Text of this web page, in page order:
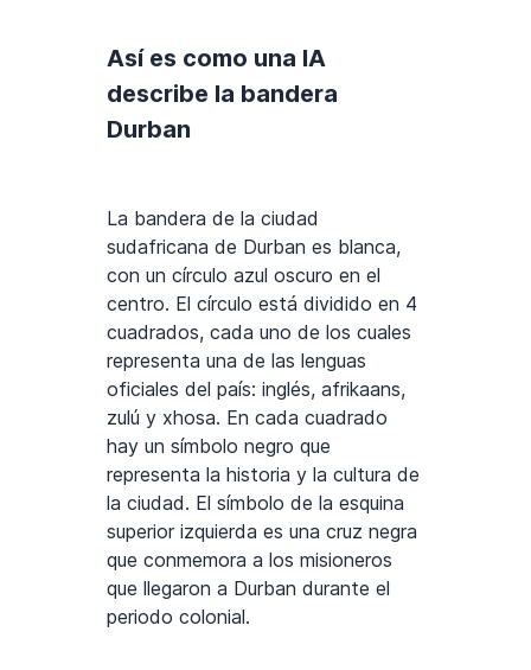
Así es como una IA
describe la bandera
Durban
La bandera de la ciudad
sudafricana de Durban es blanca,
con un círculo azul oscuro en el
centro. El círculo está dividido en 4
cuadrados, cada uno de los cuales
representa una de las lenguas
oficiales del país: inglés, afrikaans,
zulú y xhosa. En cada cuadrado
hay un símbolo negro que
representa la historia y la cultura de
la ciudad. El símbolo de la esquina
superior izquierda es una cruz negra
que conmemora a los misioneros
que llegaron a Durban durante el
periodo colonial.